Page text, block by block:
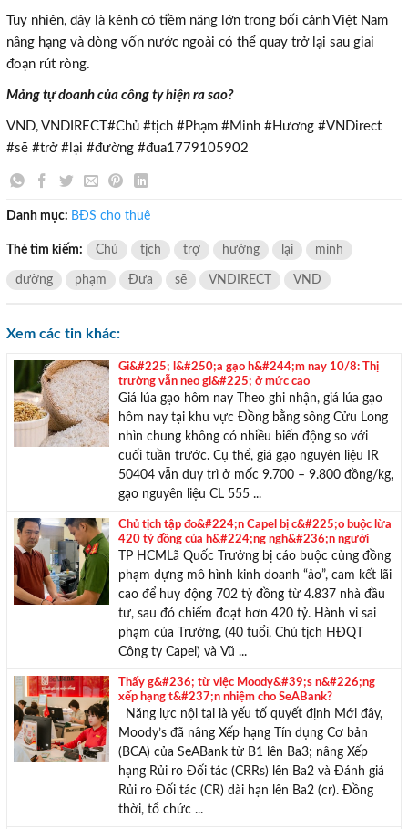
TƯ VẤN MIỄN PHÍ
Với hơn 1000 căn nhà và 50 sales thân thiện, nhiệt tình,
chúng tôi sẽ giúp bạn tìm được BĐS ưng ý!
Tuy nhiên, đây là kênh có tiềm năng lớn trong bối cảnh Việt Nam
nâng hạng và dòng vốn nước ngoài có thể quay trở lại sau giai
đoạn rút ròng.
Mảng tự doanh của công ty hiện ra sao?
VND, VNDIRECT#Chủ #tịch #Phạm #Minh #Hương #VNDirect
#sẽ #trở #lại #đường #đua1779105902
Danh mục: BĐS cho thuê
Thẻ tìm kiếm: Chủ tịch trợ hướng lại mình
đường phạm Đưa sẽ VNDIRECT VND
Xem các tin khác:
Gi&#225; l&#250;a gạo h&#244;m nay 10/8: Thị
trường vẫn neo gi&#225; ở mức cao
Giá lúa gạo hôm nay Theo ghi nhận, giá lúa gạo
hôm nay tại khu vực Đồng bằng sông Cửu Long
nhìn chung không có nhiều biến động so với
cuối tuần trước. Cụ thể, giá gạo nguyên liệu IR
50404 vẫn duy trì ở mốc 9.700 – 9.800 đồng/kg,
gạo nguyên liệu CL 555 ...
Chủ tịch tập đo&#224;n Capel bị c&#225;o buộc lừa
420 tỷ đồng của h&#224;ng ngh&#236;n người
TP HCMLã Quốc Trưởng bị cáo buộc cùng đồng
phạm dựng mô hình kinh doanh “ảo”, cam kết lãi
cao để huy động 702 tỷ đồng từ 4.837 nhà đầu
tư, sau đó chiếm đoạt hơn 420 tỷ. Hành vi sai
phạm của Trưởng, (40 tuổi, Chủ tịch HĐQT
Công ty Capel) và Vũ ...
Thấy g&#236; từ việc Moody&#39;s n&#226;ng
xếp hạng t&#237;n nhiệm cho SeABank?
Năng lực nội tại là yếu tố quyết định Mới đây,
Moody’s đã nâng Xếp hạng Tín dụng Cơ bản
(BCA) của SeABank từ B1 lên Ba3; nâng Xếp
hạng Rủi ro Đối tác (CRRs) lên Ba2 và Đánh giá
Rủi ro Đối tác (CR) dài hạn lên Ba2 (cr). Đồng
thời, tổ chức ...